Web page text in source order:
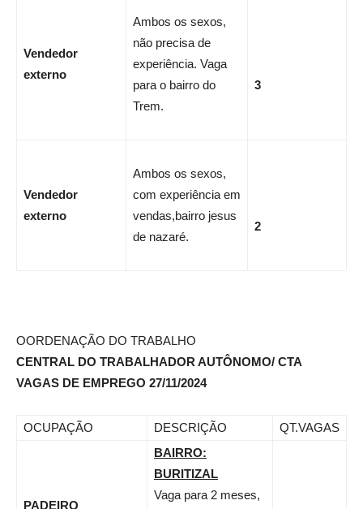
Vendedor
externo
Ambos os sexos,
não precisa de
experiência. Vaga
para o bairro do
Trem.
3
Vendedor
externo
Ambos os sexos,
com experiência em
vendas,bairro jesus
de nazaré.
2
OORDENAÇÃO DO TRABALHO
CENTRAL DO TRABALHADOR AUTÔNOMO/ CTA
VAGAS DE EMPREGO 27/11/2024
OCUPAÇÃO DESCRIÇÃO QT.VAGAS
PADEIRO
BAIRRO:
BURITIZAL
Vaga para 2 meses,